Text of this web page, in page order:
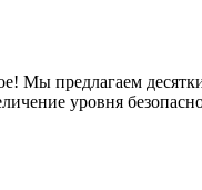
Мы предлагаем
уровня